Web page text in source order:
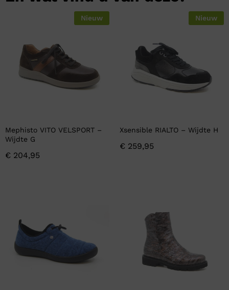
Nieuw
Mephisto VITO VELSPORT –
Wijdte G
€ 204,95
Nieuw
Xsensible RIALTO – Wijdte H
€ 259,95